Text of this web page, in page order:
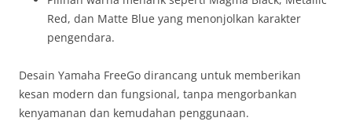
Red, dan Matte Blue yang menonjolkan karakter
pengendara.
Desain Yamaha FreeGo dirancang untuk memberikan
kesan modern dan fungsional, tanpa mengorbankan
kenyamanan dan kemudahan penggunaan.